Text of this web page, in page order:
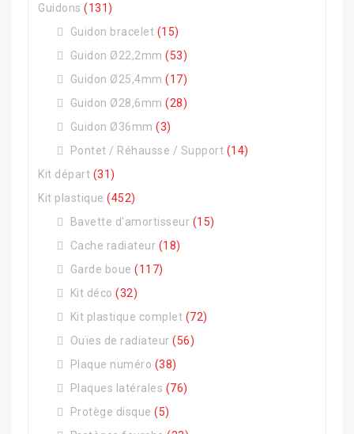
Guidons (131)
Guidon bracelet (15)
Guidon Ø22,2mm (53)
Guidon Ø25,4mm (17)
Guidon Ø28,6mm (28)
Guidon Ø36mm (3)
Pontet / Réhausse / Support (14)
Kit départ (31)
Kit plastique (452)
Bavette d'amortisseur (15)
Cache radiateur (18)
Garde boue (117)
Kit déco (32)
Kit plastique complet (72)
Ouïes de radiateur (56)
Plaque numéro (38)
Plaques latérales (76)
Protège disque (5)